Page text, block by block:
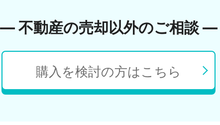
― 不動産の売却以外のご相談 ―
購入を検討の方はこちら